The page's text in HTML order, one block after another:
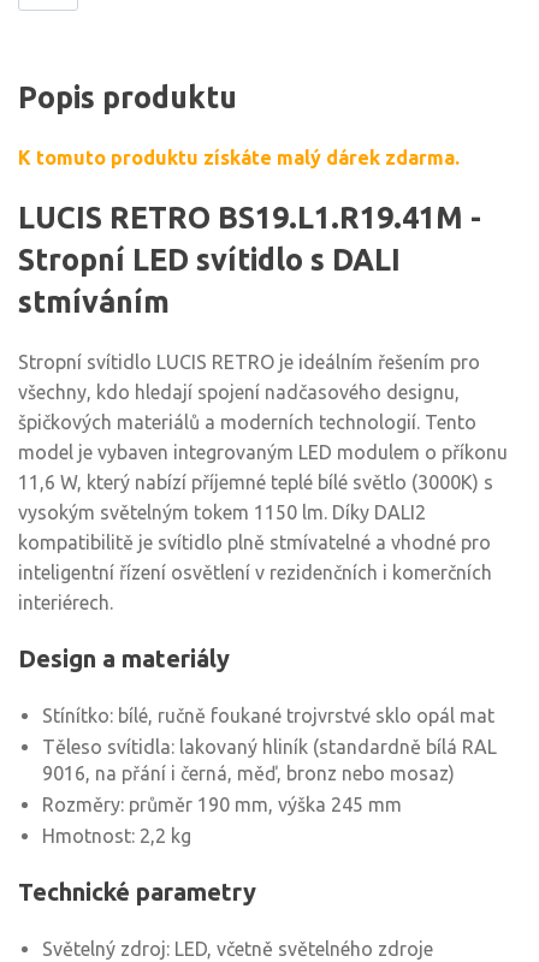
Popis produktu
K tomuto produktu získáte malý dárek zdarma.
LUCIS RETRO BS19.L1.R19.41M -
Stropní LED svítidlo s DALI
stmíváním
Stropní svítidlo LUCIS RETRO je ideálním řešením pro
všechny, kdo hledají spojení nadčasového designu,
špičkových materiálů a moderních technologií. Tento
model je vybaven integrovaným LED modulem o příkonu
11,6 W, který nabízí příjemné teplé bílé světlo (3000K) s
vysokým světelným tokem 1150 lm. Díky DALI2
kompatibilitě je svítidlo plně stmívatelné a vhodné pro
inteligentní řízení osvětlení v rezidenčních i komerčních
interiérech.
Design a materiály
Stínítko: bílé, ručně foukané trojvrstvé sklo opál mat
Těleso svítidla: lakovaný hliník (standardně bílá RAL
9016, na přání i černá, měď, bronz nebo mosaz)
Rozměry: průměr 190 mm, výška 245 mm
Hmotnost: 2,2 kg
Technické parametry
Světelný zdroj: LED, včetně světelného zdroje